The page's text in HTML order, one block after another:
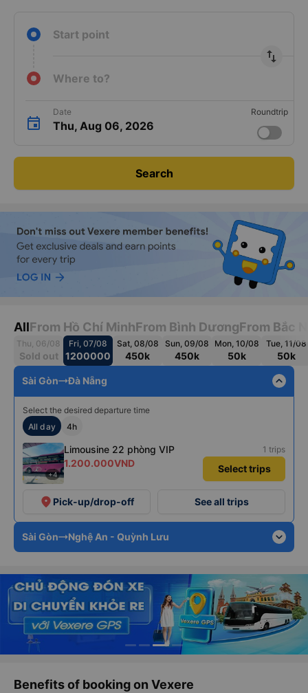
Start point
import_export
Where to?
Date
Thu, Aug 06, 2026
Roundtrip
Search
AllFrom Hồ Chí MinhFrom Bình DươngFrom Bắc
Thu, 06/08
Sold out
Fri, 07/08
1200000
Sat, 08/08
450k
Sun, 09/08
450k
Mon, 10/08
50k
Tue, 11/08
50k
Sài Gòn Đà Nẵng expand_less
Select the desired departure time
All day
4h
+4
Limousine 22 phòng VIP 1 trips
1.200.000VND Select trips
place Pick-up/drop-off See all trips
Sài Gòn Nghệ An - Quỳnh Lưu expand_more
Benefits of booking on Vexere